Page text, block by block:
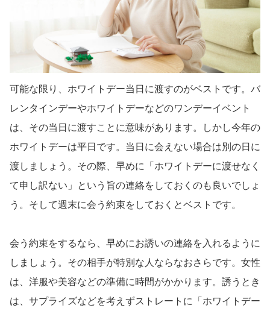
可能な限り、ホワイトデー当日に渡すのがベストです。バ
レンタインデーやホワイトデーなどのワンデーイベント
は、その当日に渡すことに意味があります。しかし今年の
ホワイトデーは平日です。当日に会えない場合は別の日に
渡しましょう。その際、早めに「ホワイトデーに渡せなく
て申し訳ない」という旨の連絡をしておくのも良いでしょ
う。そして週末に会う約束をしておくとベストです。
会う約束をするなら、早めにお誘いの連絡を入れるように
しましょう。その相手が特別な人ならなおさらです。女性
は、洋服や美容などの準備に時間がかかります。誘うとき
は、サプライズなどを考えずストレートに「ホワイトデー